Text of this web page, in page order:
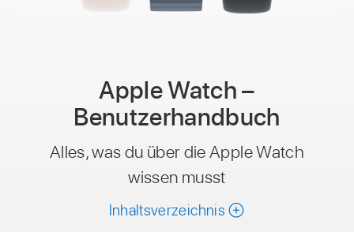
Apple Watch –
Benutzerhandbuch
Alles, was du über die Apple Watch
wissen musst
Inhaltsverzeichnis